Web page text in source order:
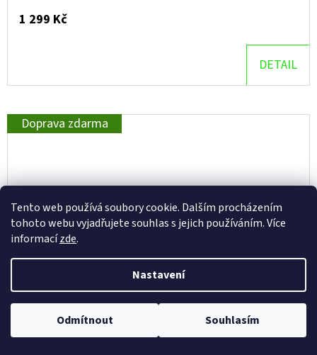
Tento web používá soubory cookie. Dalším procházením
tohoto webu vyjadřujete souhlas s jejich používáním. Více
informacízde.
Nastavení
Odmítnout Souhlasím
1 299 Kč
DETAIL
Doprava zdarma